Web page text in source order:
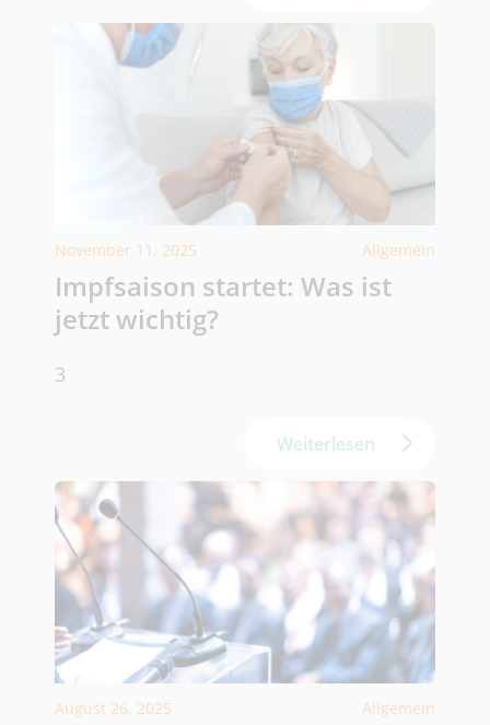
November 11, 2025 Allgemein
Impfsaison startet: Was ist
jetzt wichtig?
3
Weiterlesen
August 26, 2025 Allgemein